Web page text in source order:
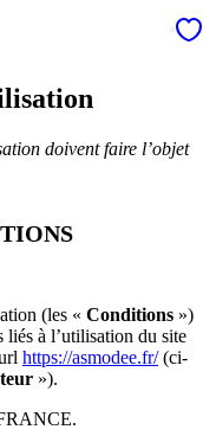
doivent faire l’objet
(les « Conditions »)
liés à l’utilisation du site
https://asmodee.fr/(ci-
»).